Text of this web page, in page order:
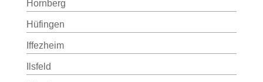
Hornberg
Hüfingen
Iffezheim
Ilsfeld